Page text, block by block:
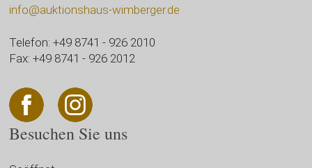
info@auktionshaus-wimberger.de
Telefon: +49 8741 - 926 2010
Fax: +49 8741 - 926 2012
Besuchen Sie uns